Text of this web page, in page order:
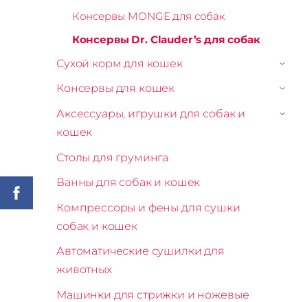
Консервы MONGE для собак
Консервы Dr. Clauder’s для собак
Сухой корм для кошек ›
Консервы для кошек ›
Аксессуары, игрушки для собак и
кошек
›
Столы для груминга
Ванны для собак и кошек
Компрессоры и фены для сушки
собак и кошек
Автоматические сушилки для
животных
Машинки для стрижки и ножевые